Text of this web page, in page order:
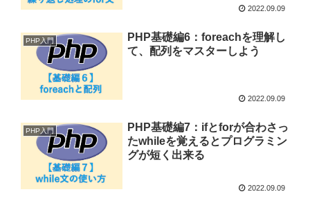
2022.09.09
PHP入門
PHP基礎編6：foreachを理解し
て、配列をマスターしよう
2022.09.09
PHP入門
PHP基礎編7：ifとforが合わさっ
たwhileを覚えるとプログラミン
グが短く出来る
2022.09.09